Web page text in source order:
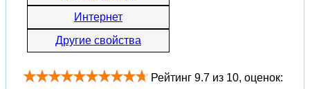
Интернет
Другие свойства
Рейтинг 9.7 из 10, оценок: